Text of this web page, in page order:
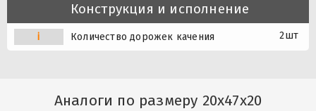
Конструкция и исполнение
i Количество дорожек качения 2шт
Аналоги по размеру 20x47x20